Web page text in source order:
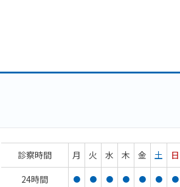
診察時間 月 火 水 木 金 土
日
24時間
● ● ● ● ● ● ●